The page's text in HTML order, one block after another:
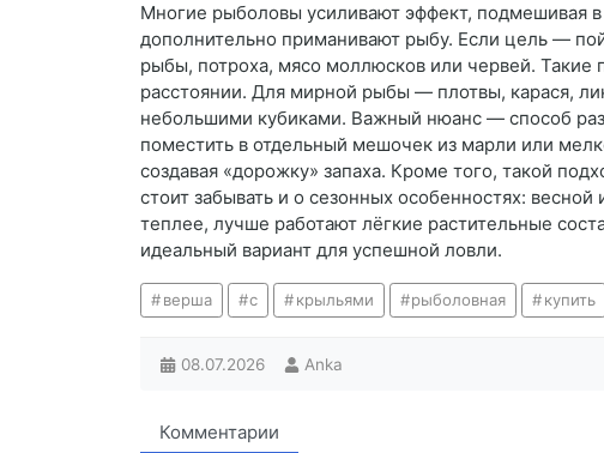
Многие рыболовы усиливают эффект, подмешивая
дополнительно приманивают рыбу. Если цель —
рыбы, потроха, мясо моллюсков или червей. Такие
расстоянии. Для мирной рыбы — плотвы, карася,
небольшими кубиками. Важный нюанс — способ
поместить в отдельный мешочек из марли или
создавая «дорожку» запаха. Кроме того, такой
стоит забывать и о сезонных особенностях:
теплее, лучше работают лёгкие растительные
идеальный вариант для успешной ловли.
верша с крыльями рыболовная купить
08.07.2026 Anka
Комментарии